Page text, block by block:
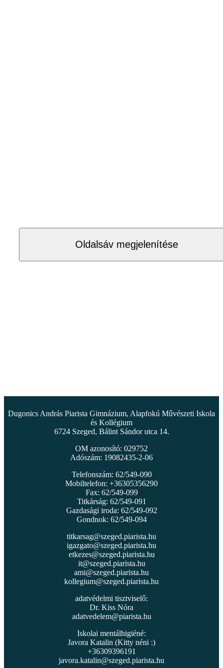
Oldalsáv megjelenítése
Dugonics András Piarista Gimnázium, Alapfokú Művészeti Iskola
és Kollégium
6724 Szeged, Bálint Sándor utca 14.
OM azonosító: 029752
Adószám: 19082435-2-06
Telefonszám: 62/549-090
Mobiltelefon: +36305356290
Fax: 62/549-099
Titkárság: 62/549-091
Gazdasági iroda: 62/549-092
Gondnok: 62/549-094
titkarsag@szeged.piarista.hu
igazgato@szeged.piarista.hu
etkezes@szeged.piarista.hu
it@szeged.piarista.hu
ami@szeged.piarista.hu
kollegium@szeged.piarista.hu
adatvédelmi tisztviselő:
Dr. Kiss Nóra
adatvedelem@piarista.hu
Iskolai mentálhigiéné:
Javora Katalin (Kitty néni :)
+36309396191
javora.katalin@szeged.piarista.hu